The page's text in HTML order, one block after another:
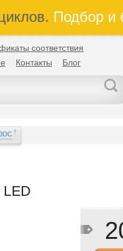
Подбор и
соответствия
Контакты Блог